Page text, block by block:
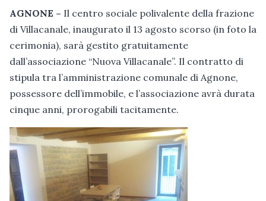
AGNONE – Il centro sociale polivalente della frazione
di Villacanale, inaugurato il 13 agosto scorso (in foto la
cerimonia), sarà gestito gratuitamente
dall’associazione “Nuova Villacanale”. Il contratto di
stipula tra l’amministrazione comunale di Agnone,
possessore dell’immobile, e l’associazione avrà durata
cinque anni, prorogabili tacitamente.